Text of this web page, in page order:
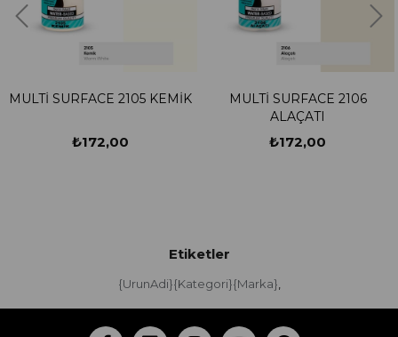
MULTİ SURFACE 2105 KEMİK
₺172,00
MULTİ SURFACE 2106
ALAÇATI
₺172,00
Etiketler
{UrunAdi}{Kategori}{Marka},